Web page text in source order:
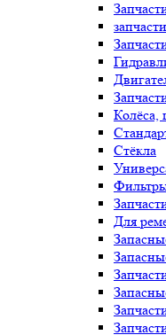
Колёса,
Стёкла
Для